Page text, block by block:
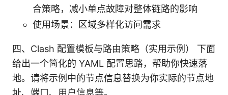
合策略，减小单点故障对整体链路的影响
使用场景：区域多样化访问需求
四、Clash 配置模板与路由策略（实用示例） 下面
给出一个简化的 YAML 配置思路，帮助你快速落
地。请将示例中的节点信息替换为你实际的节点地